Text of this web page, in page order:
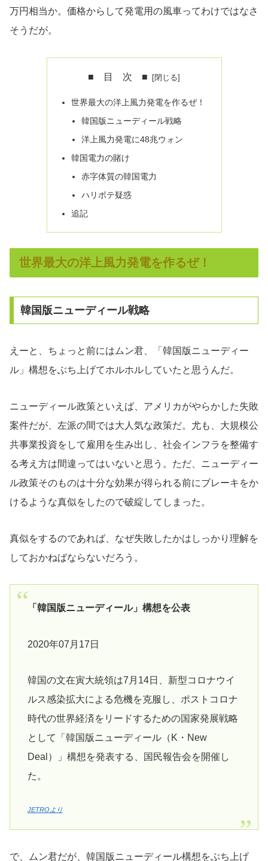
万円相当か。価格からして発電用の風車ってわけではなさ
そうだが。
■ 目 次 ■
世界最大の洋上風力発電を作るぜ！
韓国版ニューディール戦略
洋上風力発電に48兆ウォン
韓国電力の賭け
赤字体質の韓国電力
ハリボテ疑惑
追記
世界最大の洋上風力発電を作るぜ！
韓国版ニューディール戦略
えーと、ちょっと前にはムン君、「韓国版ニューディー
ル」構想をぶち上げてホルホルしていたと思うんだ。
ニューディール政策といえば、アメリカがやらかした失敗
案件だが、左派の間では大人気な政策だ。尤も、大規模公
共事業投資をして雇用を生み出し、社会インフラを整備す
る考え方は間違ってはいないと思う。ただ、ニューディー
ル政策そのものは十分な効果が得られる前にブレーキをか
けるような真似をしたので破綻してしまった。
真似をするのであれば、なぜ失敗したかはしっかり理解を
しておかねばならないだろう。
「韓国版ニューディール」構想を公表
2020年07月17日
韓国の文在寅大統領は7月14日、新型コロナウイ
ルス感染拡大による危機を克服し、ポストコロナ
時代の世界経済をリードするための国家発展戦略
として「韓国版ニューディール（K・New
Deal）」構想を発表する、国民報告会を開催し
た。
JETROより
で、ムン君だが、韓国版ニューディール構想をぶち上げ